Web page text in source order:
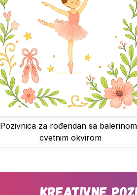
Pozivnica za rođendan sa
cvetnim okvirom